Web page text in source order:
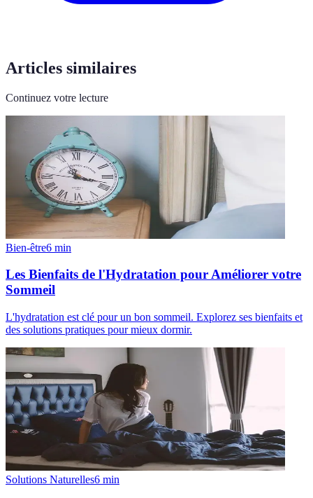
Articles similaires
Continuez votre lecture
Bien-être6 min
Les Bienfaits de l'Hydratation pour Améliorer votre
Sommeil
L'hydratation est clé pour un bon sommeil. Explorez ses bienfaits et
des solutions pratiques pour mieux dormir.
Solutions Naturelles6 min